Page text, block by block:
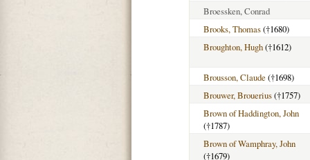
Broessken, Conrad
Brooks, Thomas(†1680)
Broughton, Hugh(†1612)
Brousson, Claude (†1698)
Brouwer, Brouerius(†1757)
Brown of Haddington, John
(†1787)
Brown of Wamphray, John
(†1679)